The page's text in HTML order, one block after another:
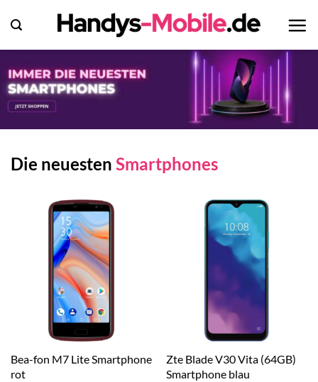
Inhalt
springen
Die neuesten Smartphones
Bea-fon M7 Lite Smartphone
rot
Zte Blade V30 Vita (64GB)
Smartphone blau